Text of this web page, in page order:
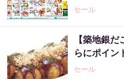
セール
【築地銀
らにポイン
セール